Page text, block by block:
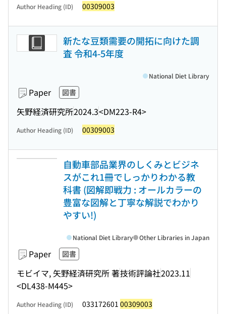
Author Heading (ID) 00309003
新たな豆類需要の開拓に向けた調
査 令和4-5年度
Paper 図書
矢野経済研究所2024.3<DM223-R4>
National Diet Library
Author Heading (ID) 00309003
自動車部品業界のしくみとビジネ
スがこれ1冊でしっかりわかる教
科書 (図解即戦力 : オールカラーの
豊富な図解と丁寧な解説でわかり
やすい!)
Paper 図書
モビイマ, 矢野経済研究所 著技術評論社2023.11
<DL438-M445>
National Diet Library Other Libraries in Japan
Author Heading (ID) 033172601 00309003